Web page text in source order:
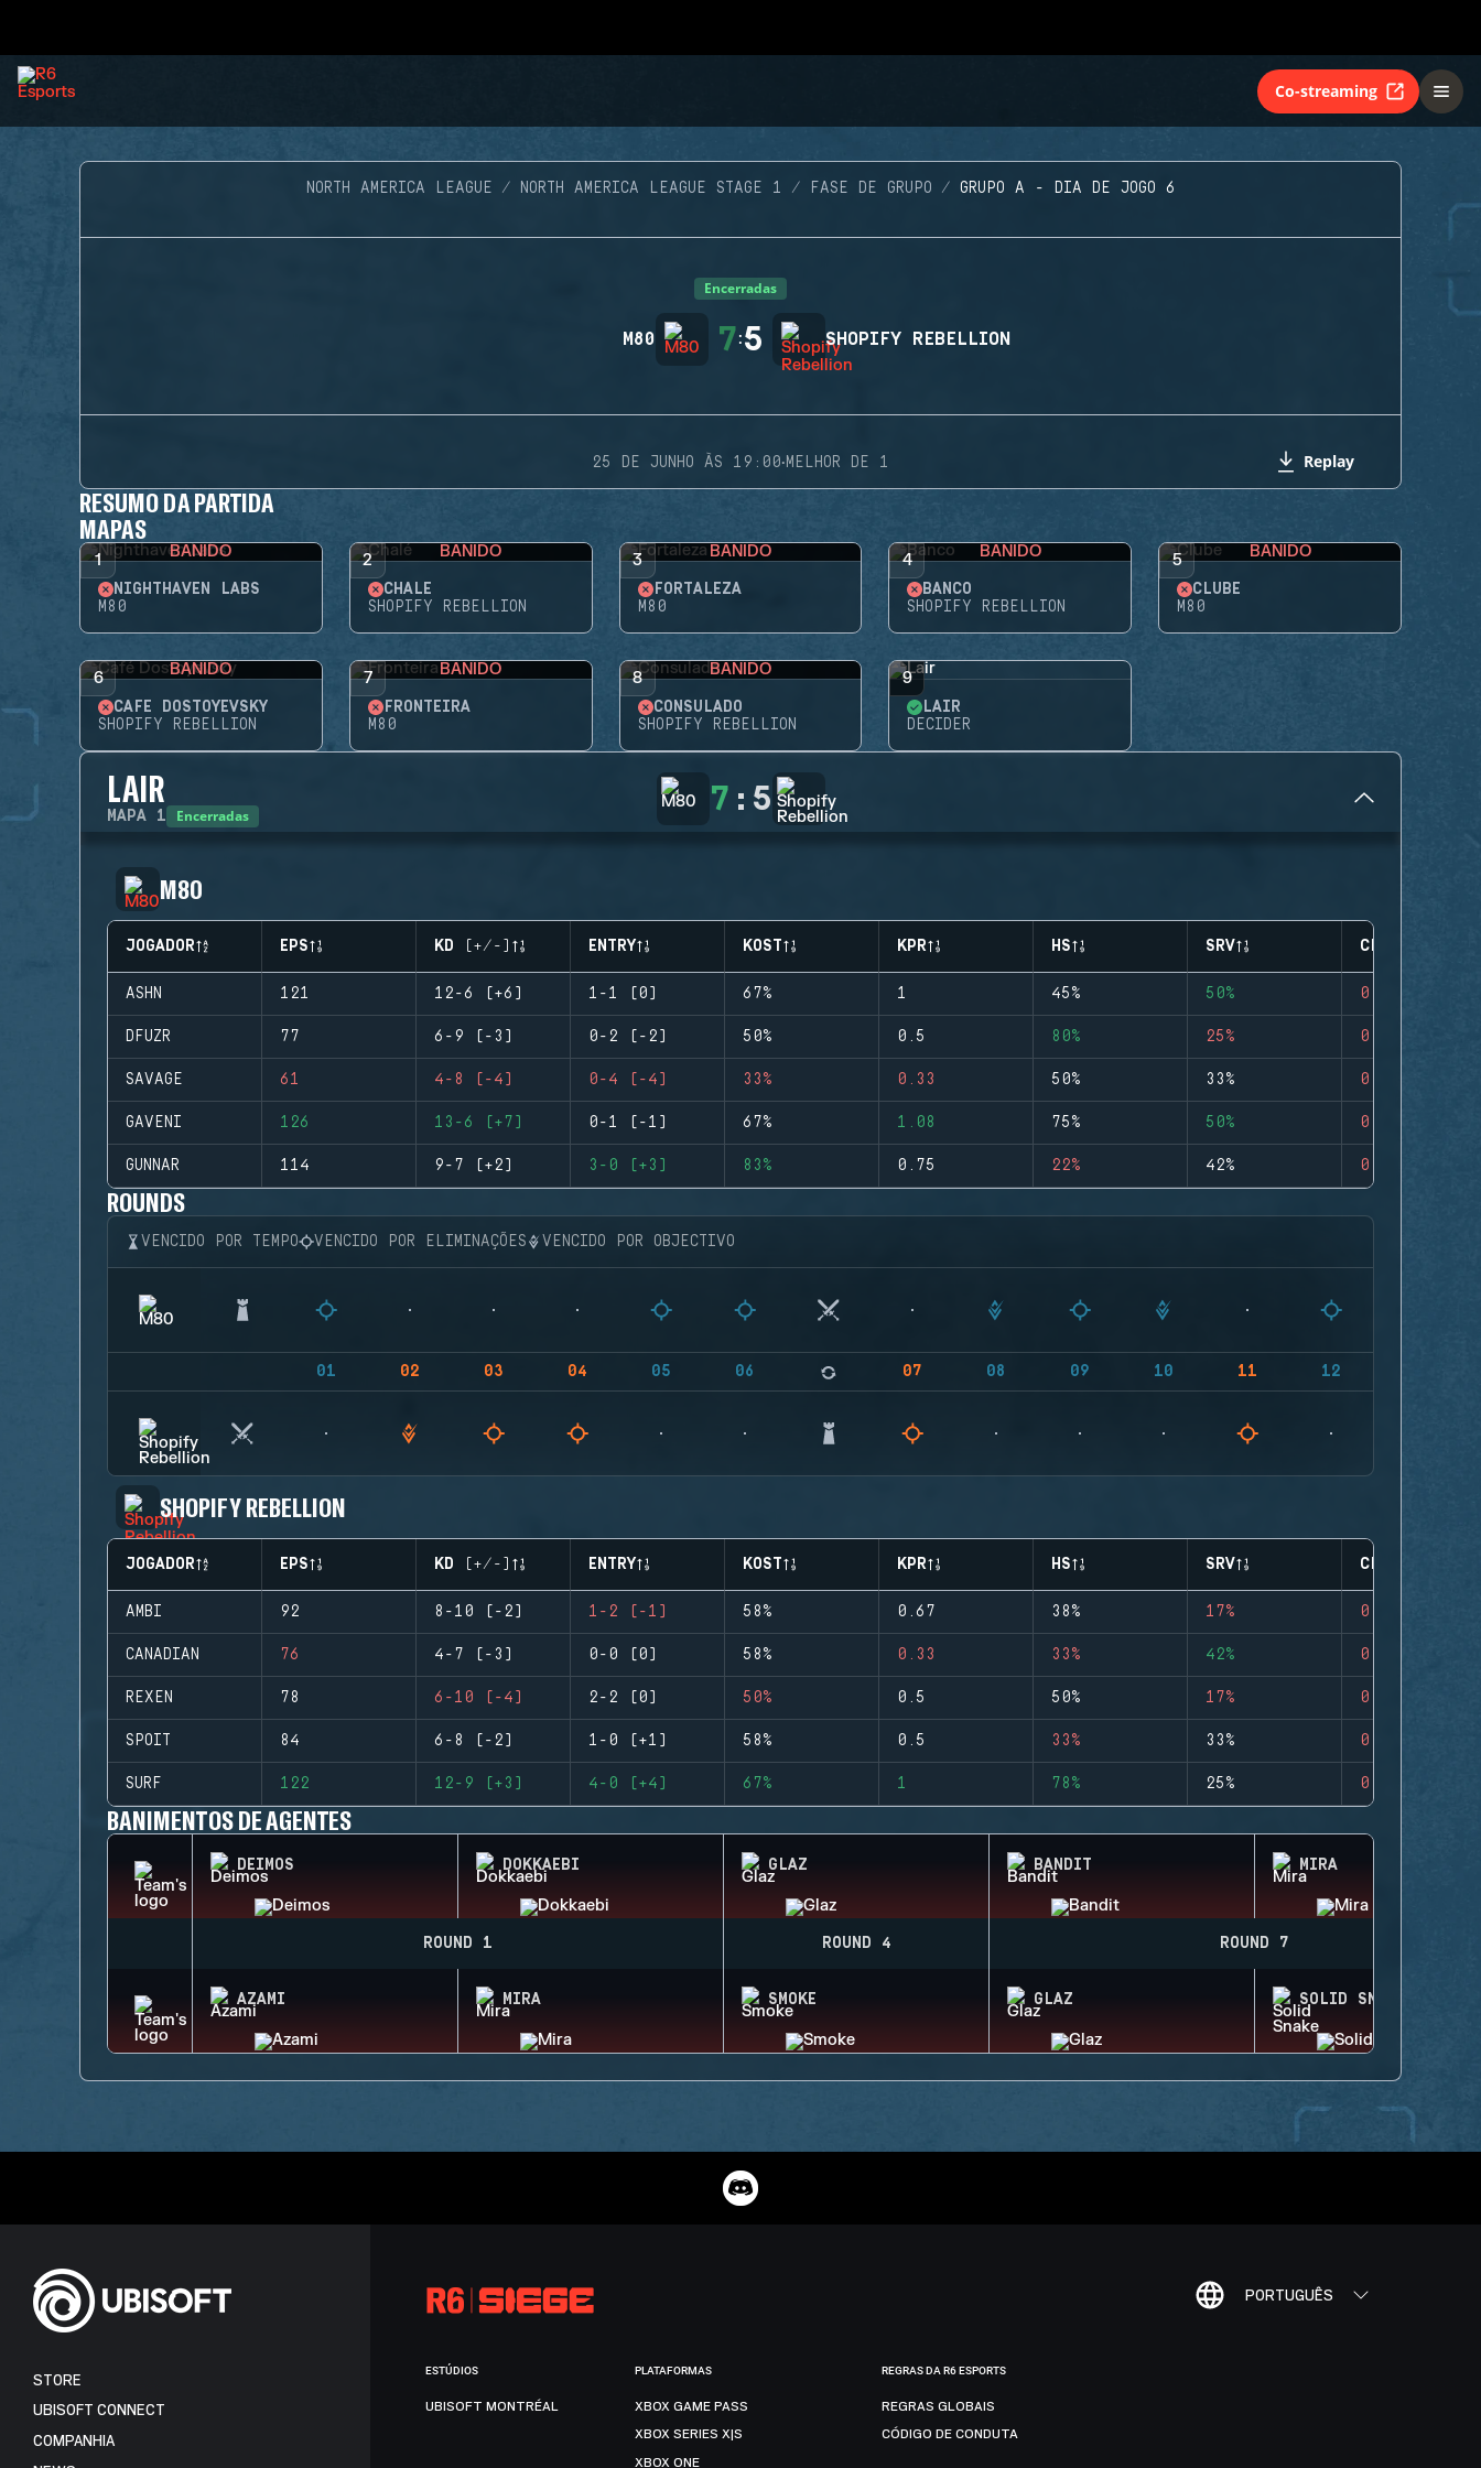
Co-streaming
NORTH AMERICA LEAGUE NORTH AMERICA LEAGUE STAGE 1 FASE DE GRUPO GRUPO A - DIA DE JOGO 6
Encerradas
M80 7:5 SHOPIFY REBELLION
25 DE JUNHO ÀS 19:00·MELHOR DE 1 Replay
RESUMO DA PARTIDA
MAPAS
1 BANIDO
NIGHTHAVEN LABS
M80
2 BANIDO
CHALÉ
SHOPIFY REBELLION
3 BANIDO
FORTALEZA
M80
4 BANIDO
BANCO
SHOPIFY REBELLION
5 BANIDO
CLUBE
M80
6 BANIDO
CAFÉ DOSTOYEVSKY
SHOPIFY REBELLION
7 BANIDO
FRONTEIRA
M80
8 BANIDO
CONSULADO
SHOPIFY REBELLION
9
LAIR
DECIDER
LAIR
MAPA 1 Encerradas 7 : 5
M80
JOGADOR EPS KD (+/-) ENTRY KOST KPR HS SRV CLUTCHES
ASHN 121 12-6 (+6) 1-1 (0) 67% 1 45% 50% 0
DFUZR 77 6-9 (-3) 0-2 (-2) 50% 0.5 80% 25% 0
SAVAGE 61 4-8 (-4) 0-4 (-4) 33% 0.33 50% 33% 0
GAVENI 126 13-6 (+7) 0-1 (-1) 67% 1.08 75% 50% 0
GUNNAR 114 9-7 (+2) 3-0 (+3) 83% 0.75 22% 42% 0
ROUNDS
VENCIDO POR TEMPO VENCIDO POR ELIMINAÇÕES VENCIDO POR OBJECTIVO
01 02 03 04 05 06 07 08 09 10 11 12
SHOPIFY REBELLION
JOGADOR EPS KD (+/-) ENTRY KOST KPR HS SRV CLUTCHES
AMBI 92 8-10 (-2) 1-2 (-1) 58% 0.67 38% 17% 0
CANADIAN 76 4-7 (-3) 0-0 (0) 58% 0.33 33% 42% 0
REXEN 78 6-10 (-4) 2-2 (0) 50% 0.5 50% 17% 0
SPOIT 84 6-8 (-2) 1-0 (+1) 58% 0.5 33% 33% 0
SURF 122 12-9 (+3) 4-0 (+4) 67% 1 78% 25% 0
BANIMENTOS DE AGENTES
DEIMOS DOKKAEBI GLAZ BANDIT MIRA
ROUND 1 ROUND 4 ROUND 7
AZAMI MIRA SMOKE GLAZ SOLID SNAKE
PORTUGUÊS
STORE
UBISOFT CONNECT
COMPANHIA
ESTÚDIOS
UBISOFT MONTRÉAL
PLATAFORMAS
XBOX GAME PASS
XBOX SERIES X|S
XBOX ONE
REGRAS DA R6 ESPORTS
REGRAS GLOBAIS
CÓDIGO DE CONDUTA